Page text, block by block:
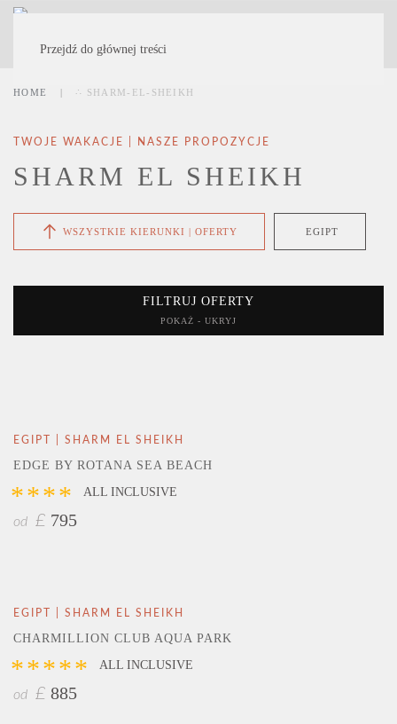
Przejdź do głównej treści
HOME ∴ SHARM-EL-SHEIKH
TWOJE WAKACJE | NASZE PROPOZYCJE
SHARM EL SHEIKH
WSZYSTKIE KIERUNKI | OFERTY EGIPT
FILTRUJ OFERTY
POKAŻ - UKRYJ
EGIPT | SHARM EL SHEIKH
EDGE BY ROTANA SEA BEACH
**** ALL INCLUSIVE
od £ 795
EGIPT | SHARM EL SHEIKH
CHARMILLION CLUB AQUA PARK
***** ALL INCLUSIVE
od £ 885